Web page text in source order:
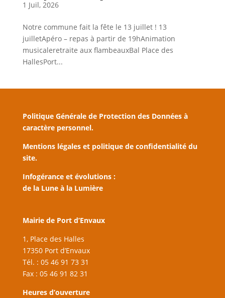
1 Juil, 2026
Notre commune fait la fête le 13 juillet ! 13
juilletApéro – repas à partir de 19hAnimation
musicaleretraite aux flambeauxBal Place des
HallesPort...
Politique Générale de Protection des Données à
caractère personnel.
Mentions légales et politique de confidentialité du
site.
Infogérance et évolutions :
de la Lune à la Lumière
Mairie de Port d’Envaux
1, Place des Halles
17350 Port d’Envaux
Tél. : 05 46 91 73 31
Fax : 05 46 91 82 31
Heures d’ouverture